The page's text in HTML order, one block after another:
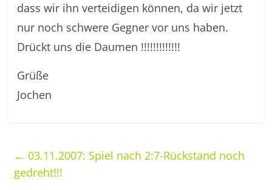
dass wir ihn verteidigen können, da wir jetzt
nur noch schwere Gegner vor uns haben.
Drückt uns die Daumen !!!!!!!!!!!!!
Grüße
Jochen
← 03.11.2007: Spiel nach 2:7-Rückstand noch
gedreht!!!